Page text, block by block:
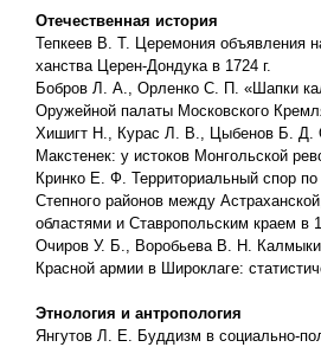
Отечественная история
Тепкеев В. Т. Церемония объявления
ханства Церен-Дондука в 1724 г.
Бобров Л. А., Орленко С. П. «Шапки
Оружейной палаты Московского
Хишигт Н., Курас Л. В., Цыбенов Б. Д.
Макстенек: у истоков Монгольской
Кринко Е. Ф. Территориальный спор по
Степного районов между
областями и Ставропольским краем в
Очиров У. Б., Воробьева В. Н.
Красной армии в Широклаге:
Этнология и антропология
Янгутов Л. Е. Буддизм в социально-